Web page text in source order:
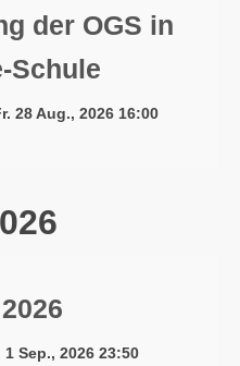
der OGS in
Schule
28 Aug., 2026 16:00
Sep., 2026 23:50